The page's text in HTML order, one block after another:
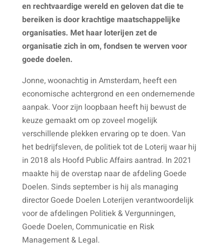
en rechtvaardige wereld en geloven dat die te
bereiken is door krachtige maatschappelijke
organisaties. Met haar loterijen zet de
organisatie zich in om, fondsen te werven voor
goede doelen.
Jonne, woonachtig in Amsterdam, heeft een
economische achtergrond en een ondernemende
aanpak. Voor zijn loopbaan heeft hij bewust de
keuze gemaakt om op zoveel mogelijk
verschillende plekken ervaring op te doen. Van
het bedrijfsleven, de politiek tot de Loterij waar hij
in 2018 als Hoofd Public Affairs aantrad. In 2021
maakte hij de overstap naar de afdeling Goede
Doelen. Sinds september is hij als managing
director Goede Doelen Loterijen verantwoordelijk
voor de afdelingen Politiek & Vergunningen,
Goede Doelen, Communicatie en Risk
Management & Legal.